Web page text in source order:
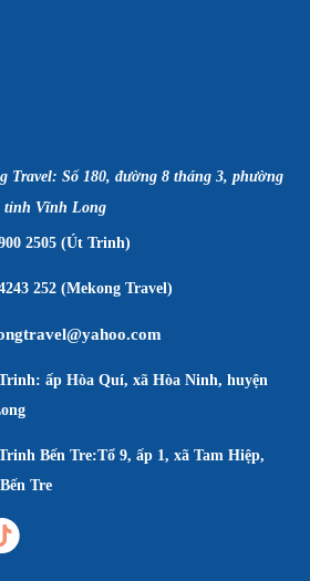
Travel: Số 180, đường 8 tháng 3, phường
tỉnh Vĩnh Long
2505 (Út Trinh)
252 (Mekong Travel)
ấp Hòa Quí, xã Hòa Ninh, huyện
Bến Tre:Tổ 9, ấp 1, xã Tam Hiệp,
Tre